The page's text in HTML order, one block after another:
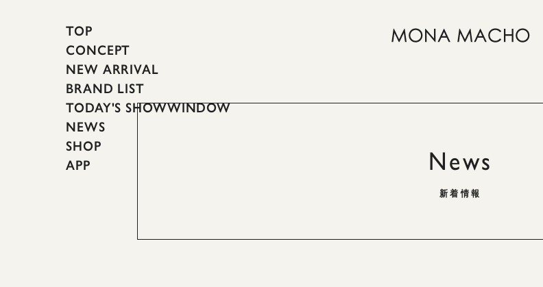
TOP
CONCEPT
NEW ARRIVAL
BRAND LIST
TODAY'S SHOWWINDOW
NEWS
SHOP
APP
News
新着情報